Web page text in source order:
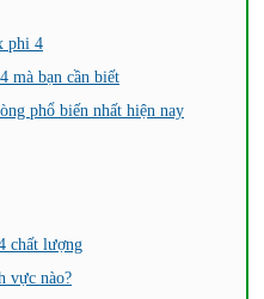
phi 4
mà bạn cần biết
phổ biến nhất hiện nay
chất lượng
vực nào?